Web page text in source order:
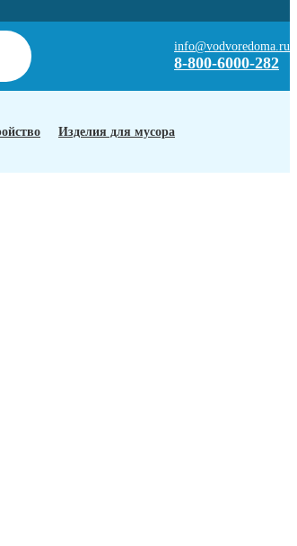
info@vodvoredoma.ru
8-800-6000-282
Изделия для мусора